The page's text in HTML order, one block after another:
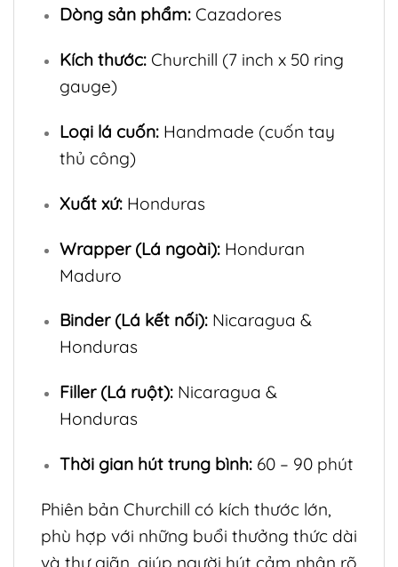
Dòng sản phẩm:Cazadores
Kích thước:Churchill (7 inch x 50 ring
gauge)
Loại lá cuốn:Handmade (cuốn tay
thủ công)
Xuất xứ:Honduras
Wrapper (Lá ngoài):Honduran
Maduro
Binder (Lá kết nối):Nicaragua &
Honduras
Filler (Lá ruột):Nicaragua &
Honduras
Thời gian hút trung bình:60 – 90 phút
Phiên bản Churchill có kích thước lớn,
phù hợp với những buổi thưởng thức dài
và thư giãn, giúp người hút cảm nhận rõ